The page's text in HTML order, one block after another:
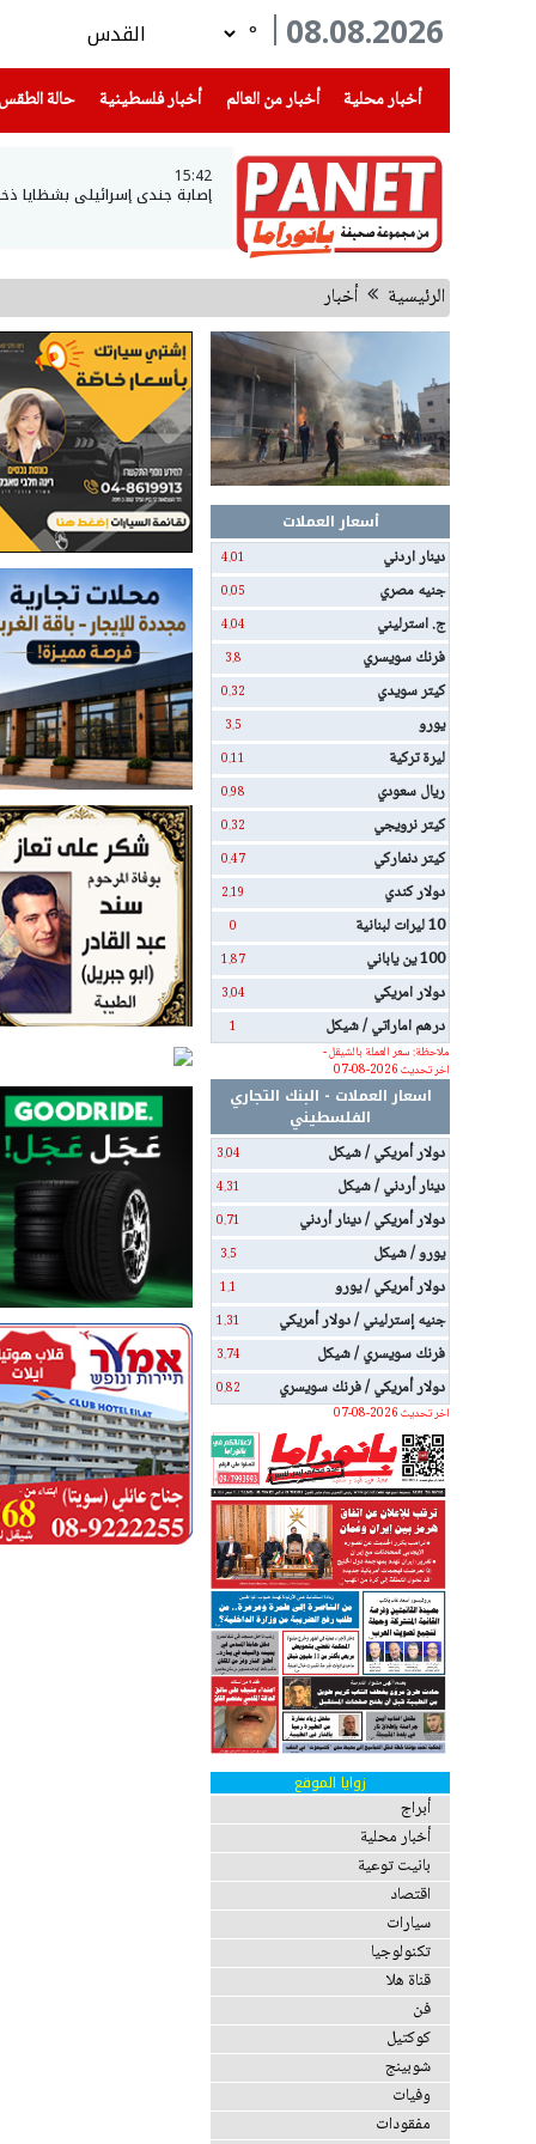
08.08.2026
°
أخبار محلية
(current) أخبار من العالم أخبار فلسطينية(current) حالة الطقس
15:42
إصابة جندي إسرائيلي بشظايا
الرئيسية أخبار
أسعار العملات
دينار اردني
4.01
جنيه مصري 0.05
ج. استرليني 4.04
فرنك سويسري 3.8
كيتر سويدي 0.32
يورو 3.5
ليرة تركية 0.11
ريال سعودي 0.98
كيتر نرويجي 0.32
كيتر دنماركي 0.47
دولار كندي 2.19
10 ليرات لبنانية 0
100 ين ياباني 1.87
دولار امريكي 3.04
درهم اماراتي / شيكل
1
ملاحظة: سعر العملة بالشيقل -
اخر تحديث 2026-08-07
اسعار العملات - البنك التجاري
الفلسطيني
دولار أمريكي / شيكل
3.04
دينار أردني / شيكل 4.31
دولار أمريكي / دينار أردني 0.71
يورو / شيكل 3.5
دولار أمريكي / يورو 1.1
جنيه إسترليني / دولار أمريكي 1.31
فرنك سويسري / شيكل 3.74
دولار أمريكي / فرنك سويسري
0.82
اخر تحديث 2026-08-07
زوايا الموقع
أبراج
أخبار محلية
بانيت توعية
اقتصاد
سيارات
تكنولوجيا
قناة هلا
فن
كوكتيل
شوبينج
وفيات
مفقودات